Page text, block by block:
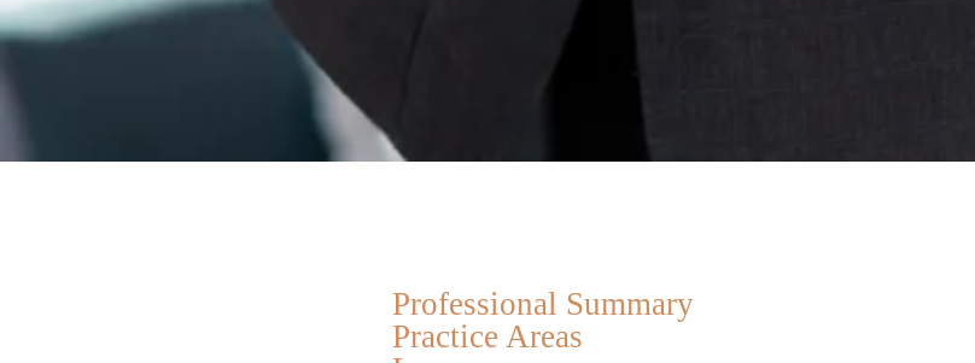
Professional Summary
Practice Areas